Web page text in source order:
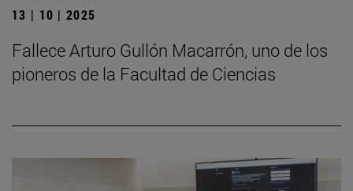
13 | 10 | 2025
Fallece Arturo Gullón Macarrón, uno de los
pioneros de la Facultad de Ciencias